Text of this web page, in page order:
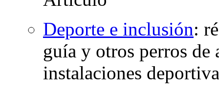
Deporte e inclusión:
guía y otros perros de
instalaciones